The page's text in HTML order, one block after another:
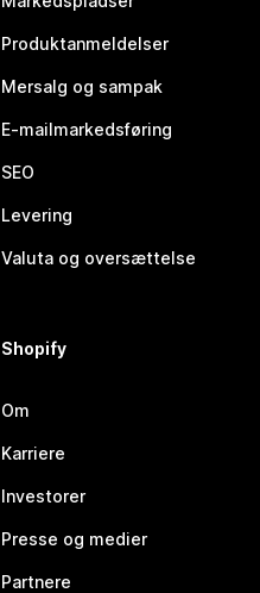
Produktanmeldelser
Mersalg og sampak
E-mailmarkedsføring
SEO
Levering
Valuta og oversættelse
Shopify
Om
Karriere
Investorer
Presse og medier
Partnere